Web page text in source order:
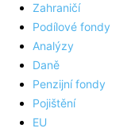
Zahraničí
Podílové fondy
Analýzy
Daně
Penzijní fondy
Pojištění
EU